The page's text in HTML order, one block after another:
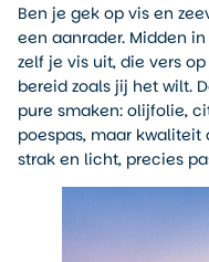
Ben je gek op vis en
een aanrader. Midden
zelf je vis uit, die vers
bereid zoals jij het wilt.
pure smaken: olijfolie,
poespas, maar
strak en licht, precies